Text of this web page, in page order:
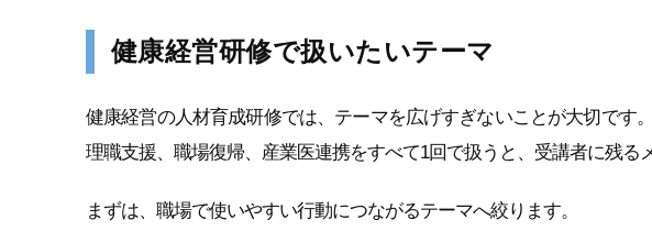
健康経営研修で扱いたいテーマ
健康経営の人材育成研修では、テーマを広げすぎないことが大切です
理職支援、職場復帰、産業医連携をすべて1回で扱うと、受講者に残る
まずは、職場で使いやすい行動につながるテーマへ絞ります。